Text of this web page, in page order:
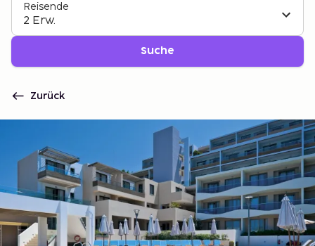
Reisende
2 Erw.
Suche
Zurück